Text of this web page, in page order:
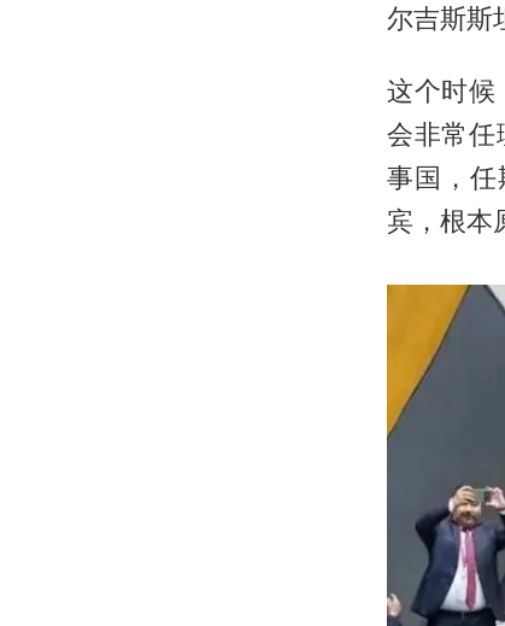
尔吉斯斯
这个时候
会非常任
事国，
宾，根本